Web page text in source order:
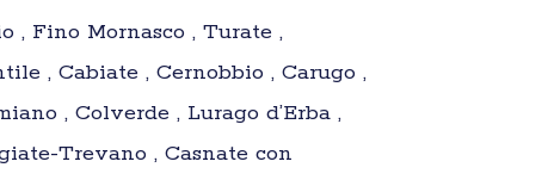
, Fino Mornasco , Turate ,
, Cabiate , Cernobbio , Carugo ,
, Colverde , Lurago d’Erba ,
Trevano , Casnate con